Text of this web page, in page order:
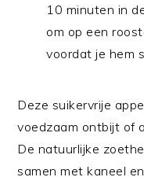
10 minuten in
om op een
voordat je hem
Deze suikervrije
voedzaam ontbijt of
De natuurlijke
samen met kaneel